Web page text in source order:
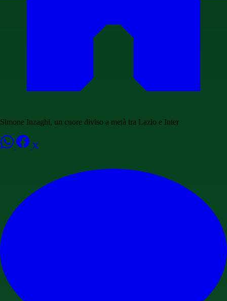
Simone Inzaghi, un cuore diviso a metà tra Lazio e Inter